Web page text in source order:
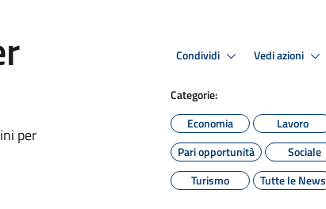
per
Condividi Vedi azioni
Categorie:
Economia
Lavoro
Pari opportunità
Sociale
Turismo
Tutte le News